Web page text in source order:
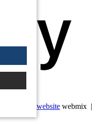
Maatwerk website webmix |